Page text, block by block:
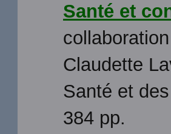
Santé et
Claudette
Santé et
384 pp.